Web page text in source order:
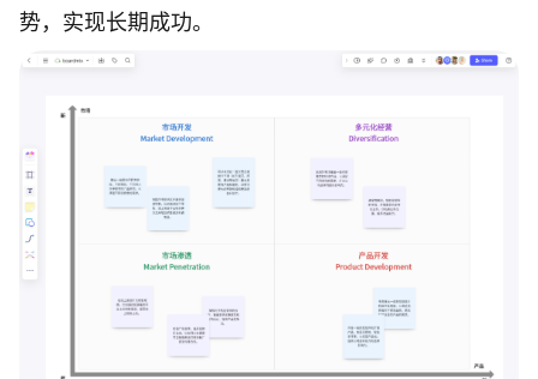
博思白板离线版
一体化产品设计工具
博思AIPPT
AI生成PPT，支持在线编辑
势，实现长期成功。